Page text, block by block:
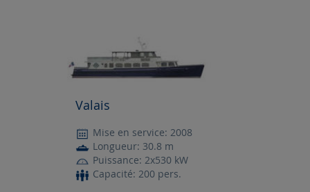
Valais
Mise en service: 2008
Longueur: 30.8 m
Puissance: 2x530 kW
Capacité: 200 pers.